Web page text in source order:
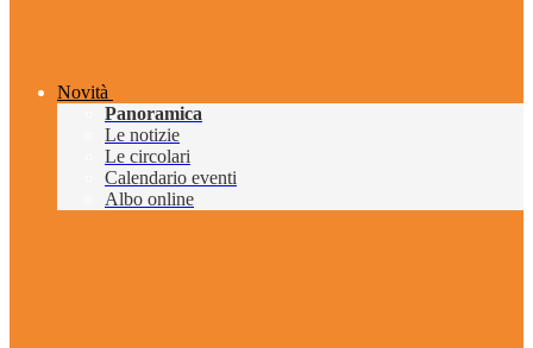
Novità
Panoramica
Le notizie
Le circolari
Calendario eventi
Albo online